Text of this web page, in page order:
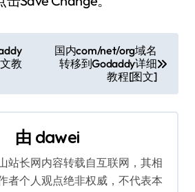
教
国内com/net/org域名
转移到Godaddy详细
教程[图文]
由 dawei
站长网内容转载自互联网，其相
者个人观点绝非权威，不代表本